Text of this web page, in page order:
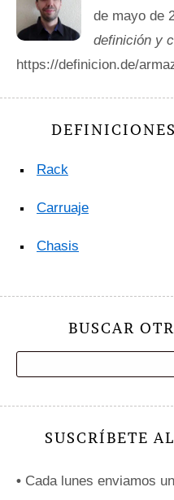
de mayo de
definición y
https://definicion.de/
Rack
Carruaje
Chasis
BUSCAR
SUSCRÍBETE
• Cada lunes enviamos